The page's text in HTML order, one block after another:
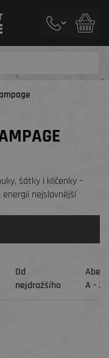
šátky i klíčenky –
nejslavnější
Od
nejdražšího
A - Z